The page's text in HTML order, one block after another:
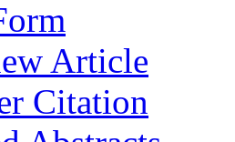
Article
Citation